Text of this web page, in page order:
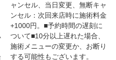
ャンセル、当日変更、無断キャ
ンセル：次回来店時に施術料金
+1000円。■予約時間の遅刻に
ついて■10分以上遅れた場合、
施術メニューの変更か、お断り
する可能性もございます。